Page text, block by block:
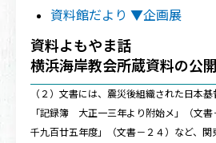
資料館だより ▼企画展
資料よもやま話
横浜海岸教会所蔵資料の公
（２）文書には、震災後組織された日本
「記録簿 大正一三年より附始メ」（文
千九百廿五年度」（文書－２４）など、